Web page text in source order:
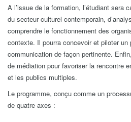
A l’issue de la formation, l’étudiant sera
du secteur culturel contemporain,
comprendre le fonctionnement des
contexte. Il pourra concevoir et piloter
communication de façon pertinente.
de médiation pour favoriser la rencontre
et les publics multiples.
Le programme, conçu comme un
de quatre axes :